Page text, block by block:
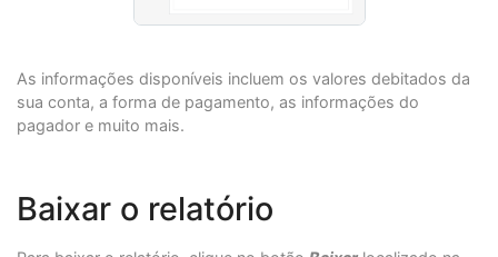
As informações disponíveis incluem os valores debitados da
sua conta, a forma de pagamento, as informações do
pagador e muito mais.
Baixar o relatório